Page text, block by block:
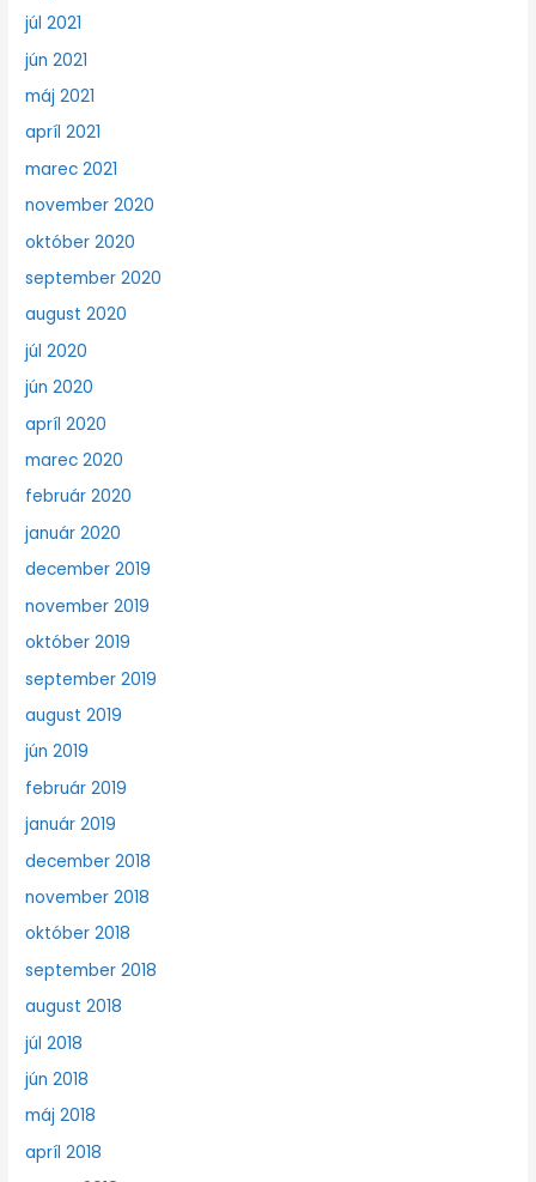
júl 2021
jún 2021
máj 2021
apríl 2021
marec 2021
november 2020
október 2020
september 2020
august 2020
júl 2020
jún 2020
apríl 2020
marec 2020
február 2020
január 2020
december 2019
november 2019
október 2019
september 2019
august 2019
jún 2019
február 2019
január 2019
december 2018
november 2018
október 2018
september 2018
august 2018
júl 2018
jún 2018
máj 2018
apríl 2018